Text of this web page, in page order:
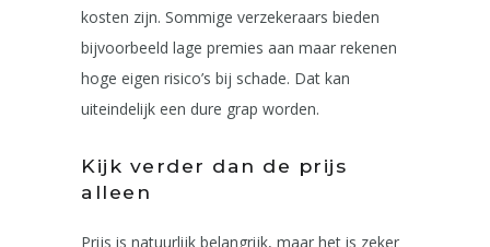
kosten zijn. Sommige verzekeraars bieden
bijvoorbeeld lage premies aan maar rekenen
hoge eigen risico’s bij schade. Dat kan
uiteindelijk een dure grap worden.
Kijk verder dan de prijs
alleen
Prijs is natuurlijk belangrijk, maar het is zeker